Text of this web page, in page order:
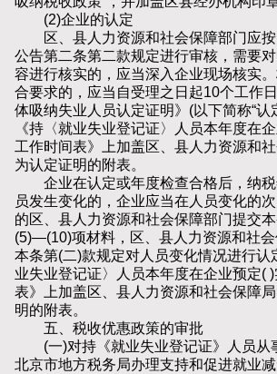
(2)企业的认定
区、县人力资源和社会保障部门应按
公告第二条第二款规定进行审核，需要
容进行核实的，应当深入企业现场核实
合要求的，应当自受理之日起10个工作
体吸纳失业人员认定证明》(以下简称“认
《持〈就业失业登记证〉人员本年度在
工作时间表》上加盖区、县人力资源和
为认定证明的附表。
企业在认定或年度检查合格后，纳税
员发生变化的，企业应当在人员变化的
的区、县人力资源和社会保障部门提交
(5)—(10)项材料，区、县人力资源和社
本条第(二)款规定对人员变化情况进行认
业失业登记证〉人员本年度在企业预定(
表》上加盖区、县人力资源和社会保障
明的附表。
五、税收优惠政策的审批
(一)对持《就业失业登记证》人员从
北京市地方税务局办理支持和促进就业